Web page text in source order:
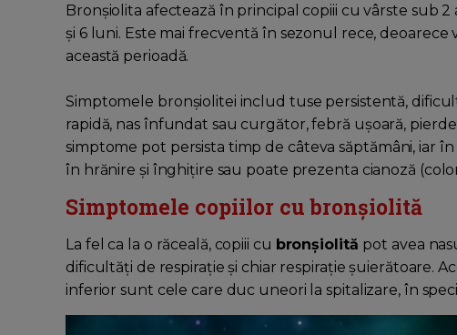
Bronșiolita afectează în principal copiii cu vârste sub
și 6 luni. Este mai frecventă în sezonul rece,
această perioadă.
Simptomele bronșiolitei includ tuse persistentă,
rapidă, nas înfundat sau curgător, febră ușoară,
simptome pot persista timp de câteva săptămâni, iar
în hrănire și înghițire sau poate prezenta cianoză
Simptomele copiilor cu bronșiolită
La fel ca la o răceală, copiii cu bronșiolită pot avea
dificultăți de respirație și chiar respirație șuierătoare.
inferior sunt cele care duc uneori la spitalizare, în